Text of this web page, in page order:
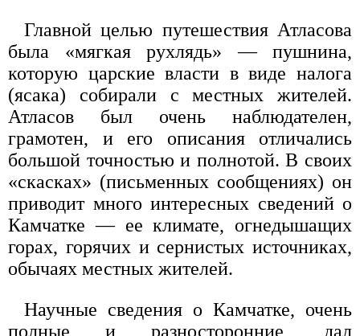
Главной целью путешествия Атласова
была «мягкая рухлядь» — пушнина,
которую царские власти в виде налога
(ясака) собирали с местных жителей.
Атласов был очень наблюдателен,
грамотен, и его описания отличались
большой точностью и полнотой. В своих
«скасках» (письменных сообщениях) он
приводит много интересных сведений о
Камчатке — ее климате, огнедышащих
горах, горячих и сернистых источниках,
обычаях местных жителей.
Научные сведения о Камчатке, очень
полные и разносторонние, дал